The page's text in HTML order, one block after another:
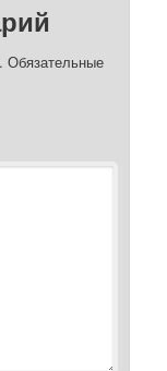
Обязательные